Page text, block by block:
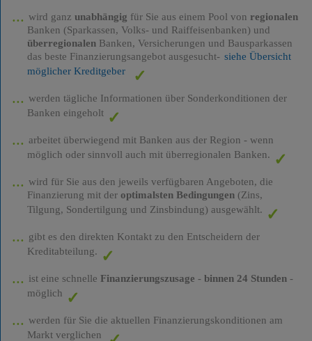
wird ganz unabhängig für Sie aus einem Pool von regionalen
Banken (Sparkassen, Volks- und Raiffeisenbanken) und
überregionalenBanken, Versicherungen und Bausparkassen
das beste Finanzierungsangebot ausgesucht- siehe Übersicht
möglicher Kreditgeber
werden tägliche Informationen über Sonderkonditionen der
Banken eingeholt
arbeitet überwiegend mit Banken aus der Region - wenn
möglich oder sinnvoll auch mit überregionalen Banken.
wird für Sie aus den jeweils verfügbaren Angeboten, die
Finanzierung mit der optimalsten Bedingungen(Zins,
Tilgung, Sondertilgung und Zinsbindung) ausgewählt.
gibt es den direkten Kontakt zu den Entscheidern der
Kreditabteilung.
ist eine schnelle Finanzierungszusage - binnen 24 Stunden-
möglich
werden für Sie die aktuellen Finanzierungskonditionen am
Markt verglichen